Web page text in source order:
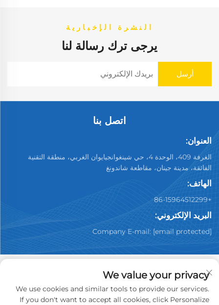
النشرة الإخبارية
يرجى ترك رسالة لنا
اتصل بنا
العنوان:
الغرفة 409، الوحدة 4، حي شينغوانجيايوان الغربي، منطقة التقنية
الفائقة، مدينة جينان، مقاطعة شاندونغ
الهاتف:
+86-15964512299
البريد الإلكتروني:
Company E-mail: [email protected]
حقوق النشر © 2026 شركة جينان يو بينغ للسيارات المستعملة
We value your privacy
We use cookies and similar tools to provide our services.
If you don't want to accept all cookies, click Personalize